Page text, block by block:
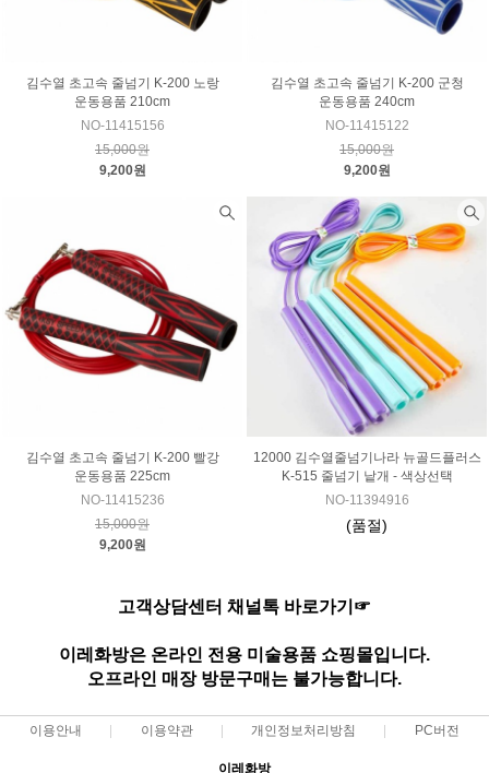
김수열 초고속 줄넘기 K-200 노랑
운동용품 210cm
NO-11415156
15,000원
9,200원
김수열 초고속 줄넘기 K-200 군청
운동용품 240cm
NO-11415122
15,000원
9,200원
김수열 초고속 줄넘기 K-200 빨강
운동용품 225cm
NO-11415236
15,000원
9,200원
12000 김수열줄넘기나라 뉴골드플러스
K-515 줄넘기 낱개 - 색상선택
NO-11394916
(품절)
고객상담센터 채널톡 바로가기☞
이레화방은 온라인 전용 미술용품 쇼핑몰입니다.
오프라인 매장 방문구매는 불가능합니다.
이용안내 이용약관 개인정보처리방침 PC버전
이레화방